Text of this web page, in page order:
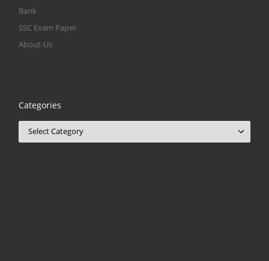
Bank
SSC Exam Paper
About-Us
Categories